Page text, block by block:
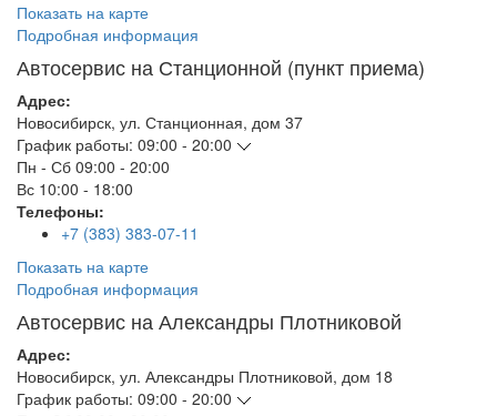
Показать на карте
Подробная информация
Автосервис на Станционной (пункт приема)
Адрес:
Новосибирск, ул. Станционная, дом 37
График работы: 09:00 - 20:00
Пн - Сб 09:00 - 20:00
Вс 10:00 - 18:00
Телефоны:
+7 (383) 383-07-11
Показать на карте
Подробная информация
Автосервис на Александры Плотниковой
Адрес:
Новосибирск, ул. Александры Плотниковой, дом 18
График работы: 09:00 - 20:00